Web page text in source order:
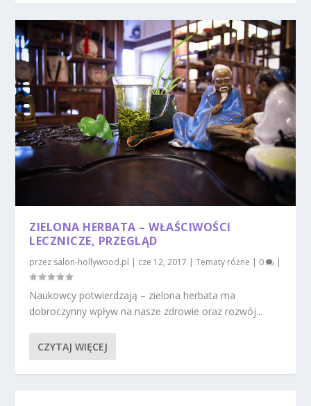
ZIELONA HERBATA – WŁAŚCIWOŚCI
LECZNICZE, PRZEGLĄD
przez salon-hollywood.pl cze 12, 2017 |Tematy różne 0
Naukowcy potwierdzają – zielona herbata ma
dobroczynny wpływ na nasze zdrowie oraz rozwój...
CZYTAJ WIĘCEJ